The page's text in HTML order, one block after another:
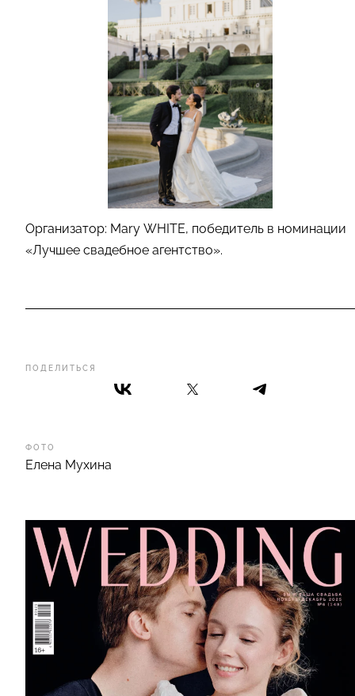
ПОДЕЛИТЬСЯ
ФОТО
Елена Мухина
Организатор: Mary WHITE, победитель в номинации
«Лучшее свадебное агентство».